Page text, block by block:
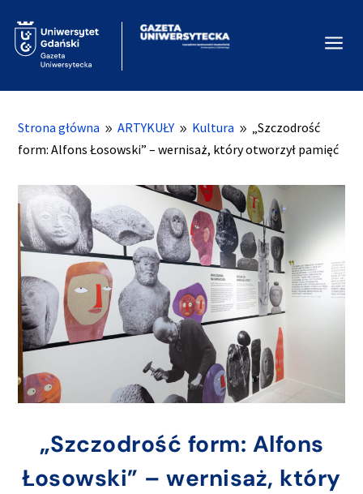
a
Strona główna 9 ARTYKUŁY 9 Kultura 9 „Szczodrość
form: Alfons Łosowski” – wernisaż, który otworzył pamięć
„Szczodrość form: Alfons
Łosowski” – wernisaż, który